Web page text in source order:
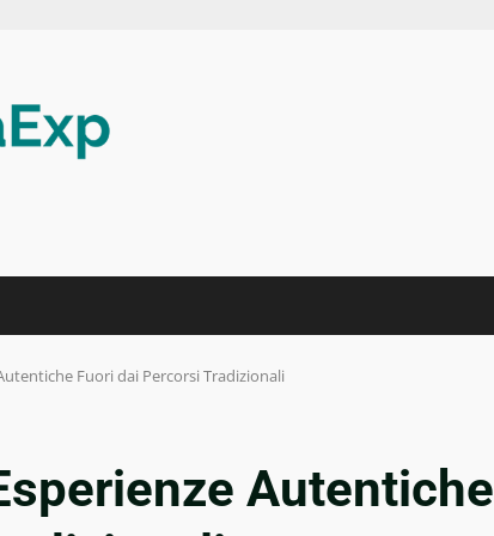
Fuori dai Percorsi Tradizionali
Autentiche